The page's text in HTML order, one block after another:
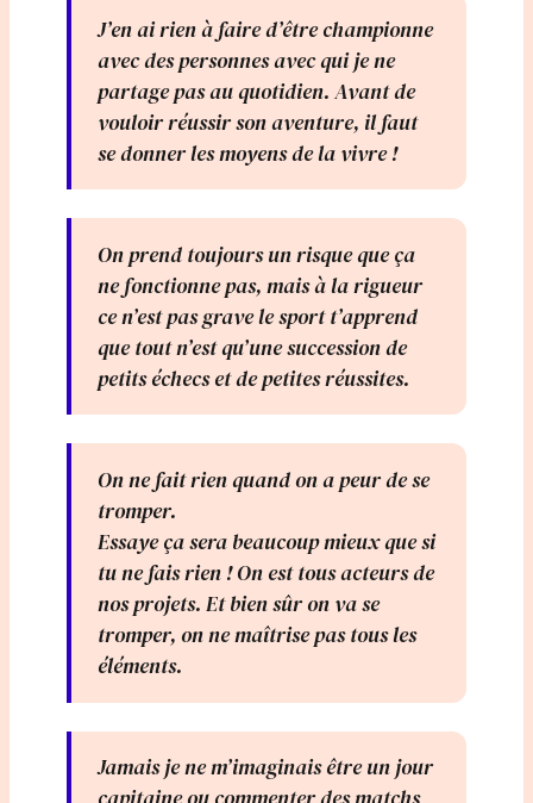
J’en ai rien à faire d’être championne
avec des personnes avec qui je ne
partage pas au quotidien. Avant de
vouloir réussir son aventure, il faut
se donner les moyens de la vivre !
On prend toujours un risque que ça
ne fonctionne pas, mais à la rigueur
ce n’est pas grave le sport t’apprend
que tout n’est qu’une succession de
petits échecs et de petites réussites.
On ne fait rien quand on a peur de se
tromper.
Essaye ça sera beaucoup mieux que si
tu ne fais rien ! On est tous acteurs de
nos projets. Et bien sûr on va se
tromper, on ne maîtrise pas tous les
éléments.
Jamais je ne m’imaginais être un jour